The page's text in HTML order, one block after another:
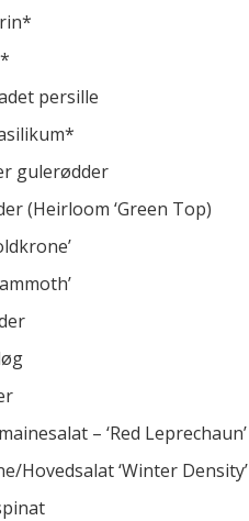
persille
gulerødder
(Heirloom ‘Green Top)
– ‘Red Leprechaun’
Hovedsalat ‘Winter Density’